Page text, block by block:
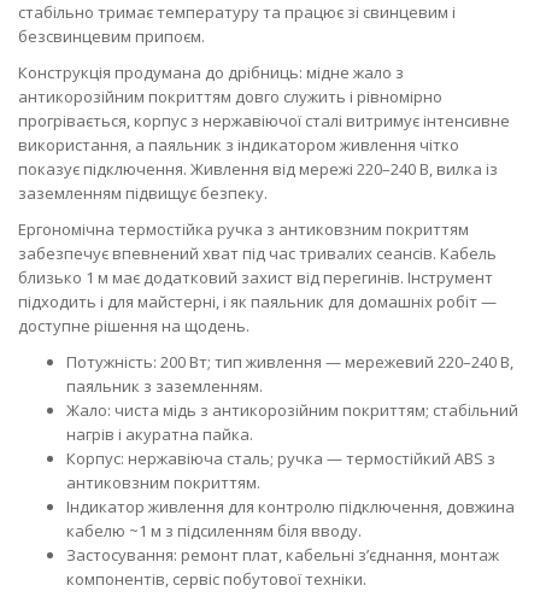
стабільно тримає температуру та працює зі свинцевим і
безсвинцевим припоєм.
Конструкція продумана до дрібниць: мідне жало з
антикорозійним покриттям довго служить і рівномірно
прогрівається, корпус з нержавіючої сталі витримує інтенсивне
використання, а паяльник з індикатором живлення чітко
показує підключення. Живлення від мережі 220–240 В, вилка із
заземленням підвищує безпеку.
Ергономічна термостійка ручка з антиковзним покриттям
забезпечує впевнений хват під час тривалих сеансів. Кабель
близько 1 м має додатковий захист від перегинів. Інструмент
підходить і для майстерні, і як паяльник для домашніх робіт —
доступне рішення на щодень.
Потужність: 200 Вт; тип живлення — мережевий 220–240 В,
паяльник з заземленням.
Жало: чиста мідь з антикорозійним покриттям; стабільний
нагрів і акуратна пайка.
Корпус: нержавіюча сталь; ручка — термостійкий ABS з
антиковзним покриттям.
Індикатор живлення для контролю підключення, довжина
кабелю ~1 м з підсиленням біля вводу.
Застосування: ремонт плат, кабельні з’єднання, монтаж
компонентів, сервіс побутової техніки.